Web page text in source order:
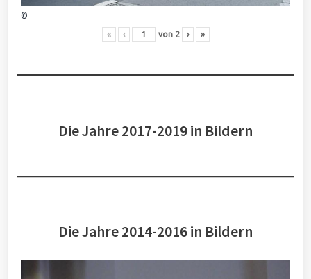
©
« ‹ von 2 › »
Die Jahre 2017-2019 in Bildern
Die Jahre 2014-2016 in Bildern